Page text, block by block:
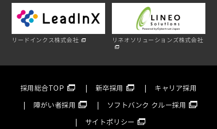
リードインクス株式会社 リネオソリューションズ株式会社
採用総合TOP 新卒採用
キャリア採用
障がい者採用
ソフトバンク クルー採用
サイトポリシー